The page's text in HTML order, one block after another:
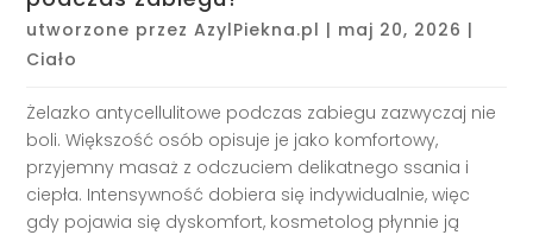
utworzone przezAzylPiekna.pl | maj 20, 2026 |
Ciało
Żelazko antycellulitowe podczas zabiegu zazwyczaj nie
boli. Większość osób opisuje je jako komfortowy,
przyjemny masaż z odczuciem delikatnego ssania i
ciepła. Intensywność dobiera się indywidualnie, więc
gdy pojawia się dyskomfort, kosmetolog płynnie ją